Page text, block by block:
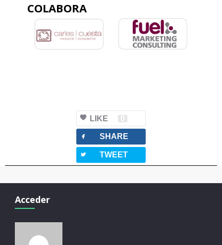
COLABORA
LIKE 0
facebook SHARE
twitterbird TWEET
Acceder